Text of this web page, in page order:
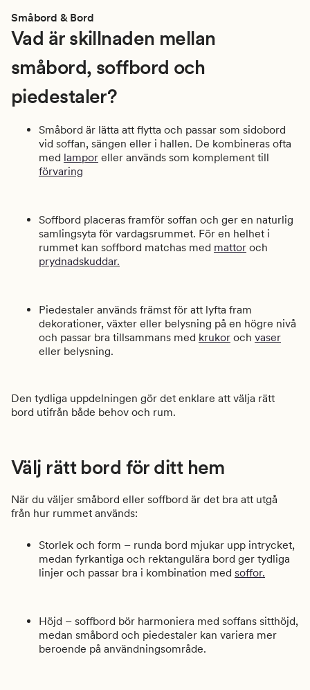
Småbord & Bord
Vad är skillnaden mellan
småbord, soffbord och
piedestaler?
Småbord är lätta att flytta och passar som sidobord
vid soffan, sängen eller i hallen. De kombineras ofta
med lampor eller används som komplement till
förvaring
Soffbord placeras framför soffan och ger en naturlig
samlingsyta för vardagsrummet. För en helhet i
rummet kan soffbord matchas med mattor och
prydnadskuddar.
Piedestaler används främst för att lyfta fram
dekorationer, växter eller belysning på en högre nivå
och passar bra tillsammans med krukor och vaser
eller belysning.
Den tydliga uppdelningen gör det enklare att välja rätt
bord utifrån både behov och rum.
Välj rätt bord för ditt hem
När du väljer småbord eller soffbord är det bra att utgå
från hur rummet används:
Storlek och form – runda bord mjukar upp intrycket,
medan fyrkantiga och rektangulära bord ger tydliga
linjer och passar bra i kombination med soffor.
Höjd – soffbord bör harmoniera med soffans sitthöjd,
medan småbord och piedestaler kan variera mer
beroende på användningsområde.